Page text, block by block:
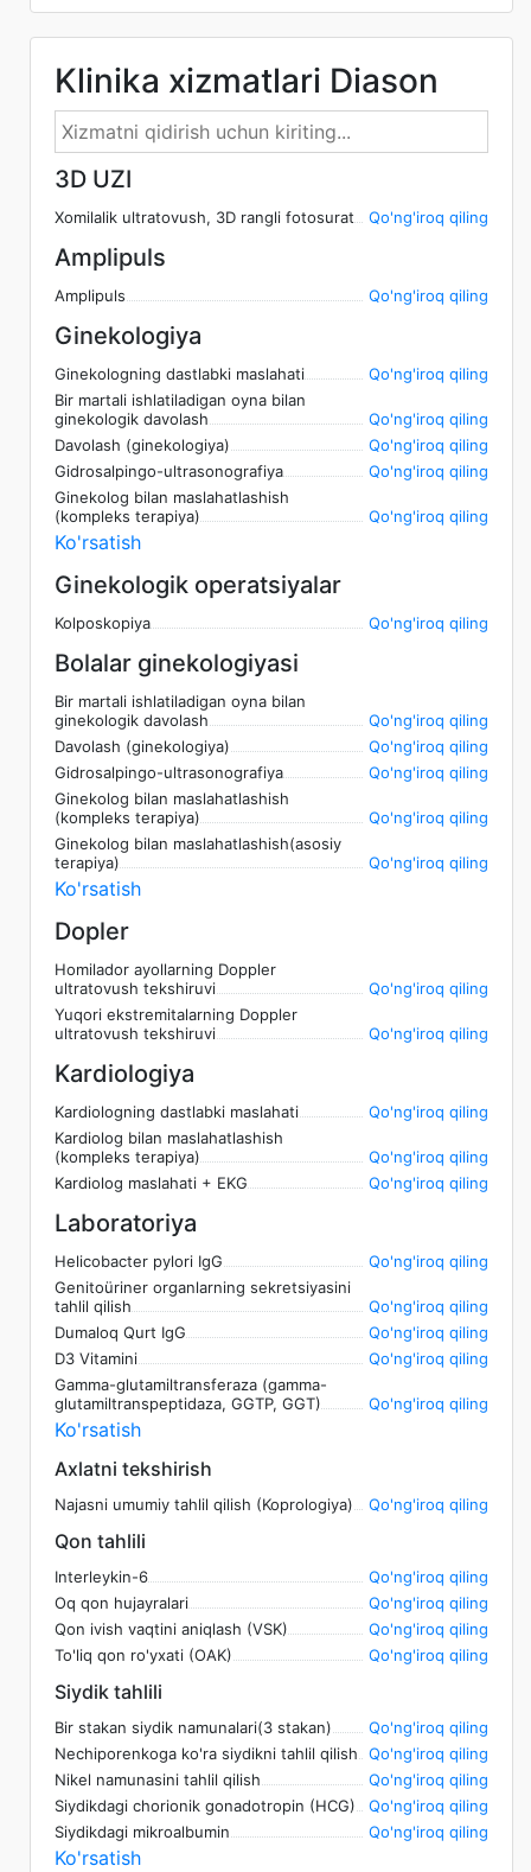
Klinika xizmatlari Diason
3D UZI
Xomilalik ultratovush, 3D rangli fotosurat Qo'ng'iroq qiling
Amplipuls
Amplipuls Qo'ng'iroq qiling
Ginekologiya
Ginekologning dastlabki maslahati
Qo'ng'iroq qiling
Bir martali ishlatiladigan oyna bilan
ginekologik davolash
Qo'ng'iroq qiling
Davolash (ginekologiya)
Qo'ng'iroq qiling
Gidrosalpingo-ultrasonografiya
Qo'ng'iroq qiling
Ginekolog bilan maslahatlashish
(kompleks terapiya)
Qo'ng'iroq qiling
Ko'rsatish
Ginekologik operatsiyalar
Kolposkopiya Qo'ng'iroq qiling
Bolalar ginekologiyasi
Bir martali ishlatiladigan oyna bilan
ginekologik davolash
Qo'ng'iroq qiling
Davolash (ginekologiya)
Qo'ng'iroq qiling
Gidrosalpingo-ultrasonografiya
Qo'ng'iroq qiling
Ginekolog bilan maslahatlashish
(kompleks terapiya)
Qo'ng'iroq qiling
Ginekolog bilan maslahatlashish(asosiy
terapiya)
Qo'ng'iroq qiling
Ko'rsatish
Dopler
Homilador ayollarning Doppler
ultratovush tekshiruvi
Qo'ng'iroq qiling
Yuqori ekstremitalarning Doppler
ultratovush tekshiruvi
Qo'ng'iroq qiling
Kardiologiya
Kardiologning dastlabki maslahati
Qo'ng'iroq qiling
Kardiolog bilan maslahatlashish
(kompleks terapiya)
Qo'ng'iroq qiling
Kardiolog maslahati + EKG
Qo'ng'iroq qiling
Laboratoriya
Helicobacter pylori IgG
Qo'ng'iroq qiling
Genitoüriner organlarning sekretsiyasini
tahlil qilish
Qo'ng'iroq qiling
Dumaloq Qurt IgG
Qo'ng'iroq qiling
D3 Vitamini
Qo'ng'iroq qiling
Gamma-glutamiltransferaza (gamma-
glutamiltranspeptidaza, GGTP, GGT)
Qo'ng'iroq qiling
Ko'rsatish
Axlatni tekshirish
Najasni umumiy tahlil qilish (Koprologiya) Qo'ng'iroq qiling
Qon tahlili
Interleykin-6
Qo'ng'iroq qiling
Oq qon hujayralari
Qo'ng'iroq qiling
Qon ivish vaqtini aniqlash (VSK)
Qo'ng'iroq qiling
To'liq qon ro'yxati (OAK)
Qo'ng'iroq qiling
Siydik tahlili
Bir stakan siydik namunalari(3 stakan)
Qo'ng'iroq qiling
Nechiporenkoga ko'ra siydikni tahlil qilish
Qo'ng'iroq qiling
Nikel namunasini tahlil qilish
Qo'ng'iroq qiling
Siydikdagi chorionik gonadotropin (HCG)
Qo'ng'iroq qiling
Siydikdagi mikroalbumin
Qo'ng'iroq qiling
Ko'rsatish